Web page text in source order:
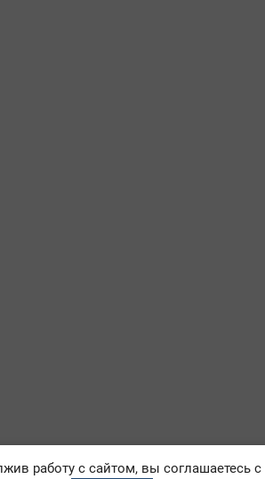
работу с сайтом, вы соглашаетесь с